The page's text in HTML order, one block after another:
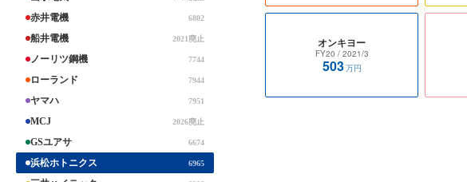
赤井電機 6802
船井電機 2021廃止
ノーリツ鋼機 7744
ローランド 7944
ヤマハ 7951
MCJ 2026廃止
GSユアサ 6674
浜松ホトニクス 6965
オンキヨー
FY20 / 2021/3
503万円